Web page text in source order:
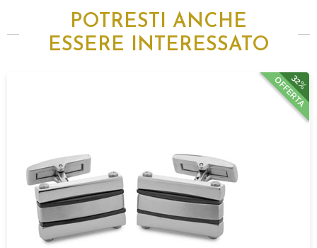
POTRESTI ANCHE
ESSERE INTERESSATO
32%
OFFERTA